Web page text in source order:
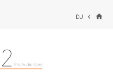
home

DJ